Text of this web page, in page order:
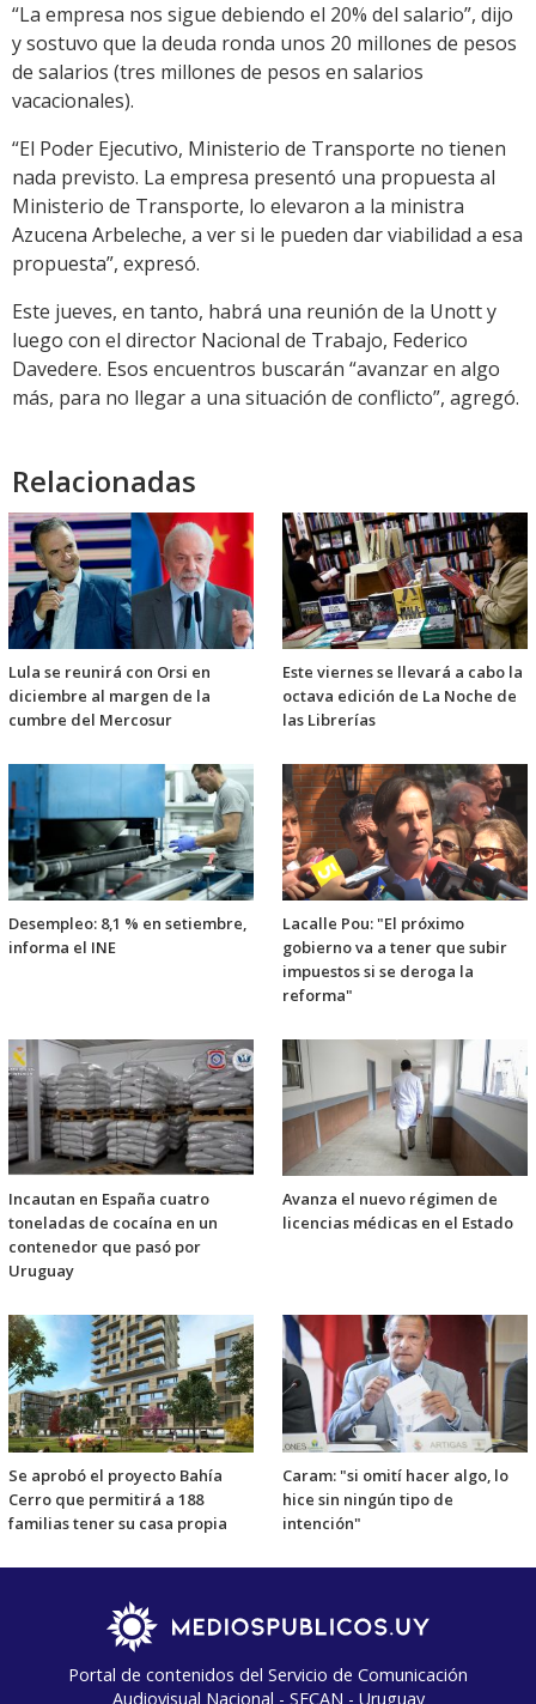
“La empresa nos sigue debiendo el 20% del salario”, dijo
y sostuvo que la deuda ronda unos 20 millones de pesos
de salarios (tres millones de pesos en salarios
vacacionales).
“El Poder Ejecutivo, Ministerio de Transporte no tienen
nada previsto. La empresa presentó una propuesta al
Ministerio de Transporte, lo elevaron a la ministra
Azucena Arbeleche, a ver si le pueden dar viabilidad a esa
propuesta”, expresó.
Este jueves, en tanto, habrá una reunión de la Unott y
luego con el director Nacional de Trabajo, Federico
Davedere. Esos encuentros buscarán “avanzar en algo
más, para no llegar a una situación de conflicto”, agregó.
Relacionadas
Lula se reunirá con Orsi en
diciembre al margen de la
cumbre del Mercosur
Este viernes se llevará a cabo la
octava edición de La Noche de
las Librerías
Desempleo: 8,1 % en setiembre,
informa el INE
Lacalle Pou: "El próximo
gobierno va a tener que subir
impuestos si se deroga la
reforma"
Incautan en España cuatro
toneladas de cocaína en un
contenedor que pasó por
Uruguay
Avanza el nuevo régimen de
licencias médicas en el Estado
Se aprobó el proyecto Bahía
Cerro que permitirá a 188
familias tener su casa propia
Caram: "si omití hacer algo, lo
hice sin ningún tipo de
intención"
Portal de contenidos del Servicio de Comunicación
Audiovisual Nacional - SECAN - Uruguay